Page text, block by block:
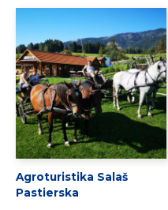
Agroturistika Salaš
Pastierska